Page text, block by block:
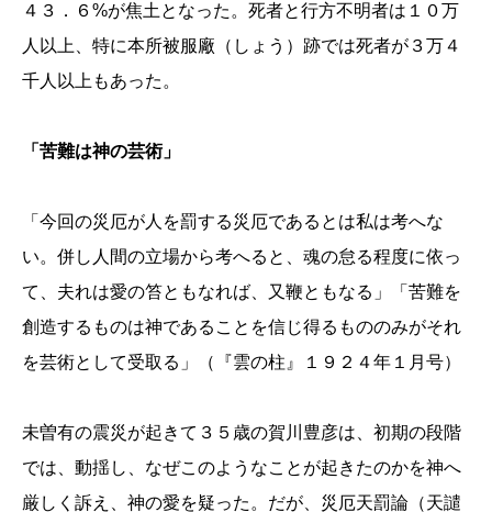
４３．６%が焦土となった。死者と行方不明者は１０万
人以上、特に本所被服廠（しょう）跡では死者が３万４
千人以上もあった。
「苦難は神の芸術」
「今回の災厄が人を罰する災厄であるとは私は考へな
い。併し人間の立場から考へると、魂の怠る程度に依っ
て、夫れは愛の笞ともなれば、又鞭ともなる」「苦難を
創造するものは神であることを信じ得るもののみがそれ
を芸術として受取る」（『雲の柱』１９２４年１月号）
未曽有の震災が起きて３５歳の賀川豊彦は、初期の段階
では、動揺し、なぜこのようなことが起きたのかを神へ
厳しく訴え、神の愛を疑った。だが、災厄天罰論（天譴